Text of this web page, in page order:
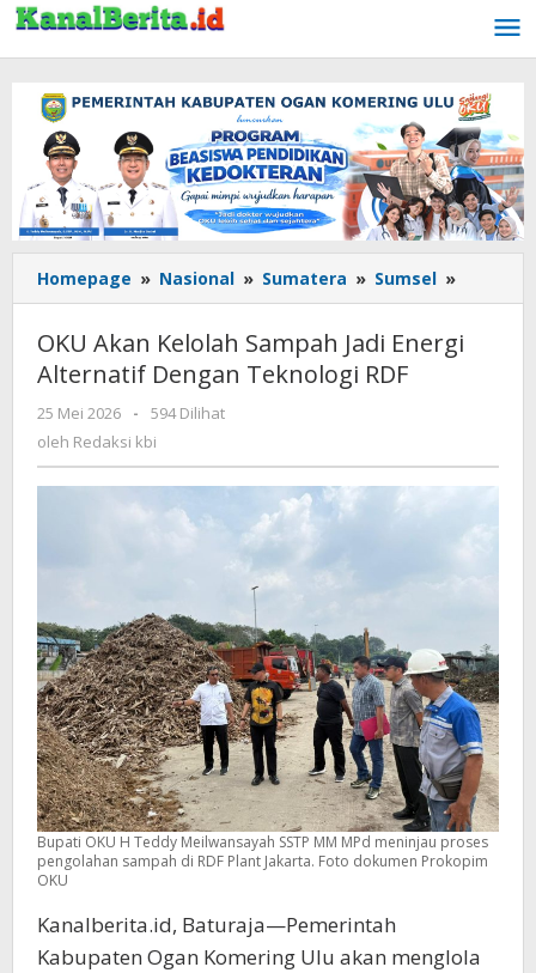
Lewati
ke
konten
Homepage » Nasional » Sumatera » Sumsel »
Akan
Sampah
OKU Akan Kelolah Sampah Jadi Energi
Alternatif Dengan Teknologi RDF
25 Mei 2026
oleh
Redaksi
-
594 Dilihat
oleh Redaksi kbi
Bupati OKU H Teddy Meilwansayah SSTP MM MPd meninjau proses
pengolahan sampah di RDF Plant Jakarta. Foto dokumen Prokopim
OKU
Kanalberita.id, Baturaja—Pemerintah
Kabupaten Ogan Komering Ulu akan menglola